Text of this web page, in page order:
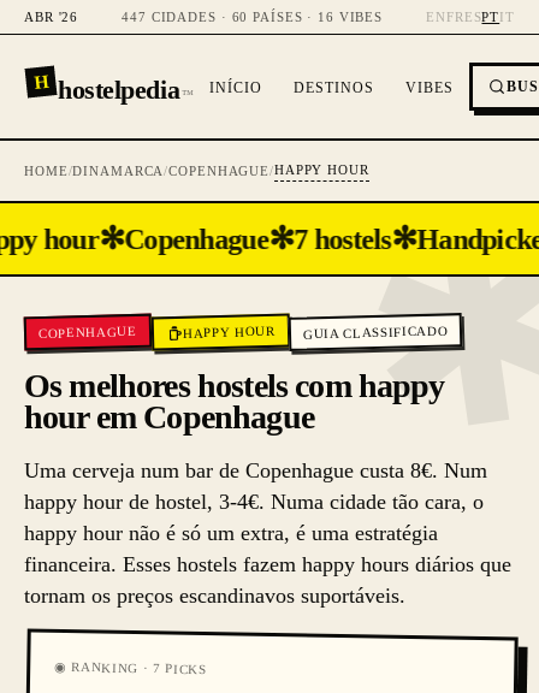
ABR '26 447 CIDADES · 60 PAÍSES · 16 VIBES EN FR ESPTIT
H hostelpedia™ INÍCIO DESTINOS VIBES
HOME/DINAMARCA/COPENHAGUE/HAPPY HOUR
hour✻Copenhague✻7 hostels✻
COPENHAGUE HAPPY HOUR GUIA CLASSIFICADO
Os melhores hostels com happy
hour em Copenhague
Uma cerveja num bar de Copenhague custa 8€. Num
happy hour de hostel, 3-4€. Numa cidade tão cara, o
happy hour não é só um extra, é uma estratégia
financeira. Esses hostels fazem happy hours diários que
tornam os preços escandinavos suportáveis.
◉ RANKING · 7 PICKS